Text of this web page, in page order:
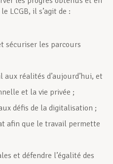
LCGB, il s’agit de :
sécuriser les parcours
réalités d’aujourd’hui, et
et la vie privée ;
défis de la digitalisation ;
afin que le travail permette
et défendre l’égalité des